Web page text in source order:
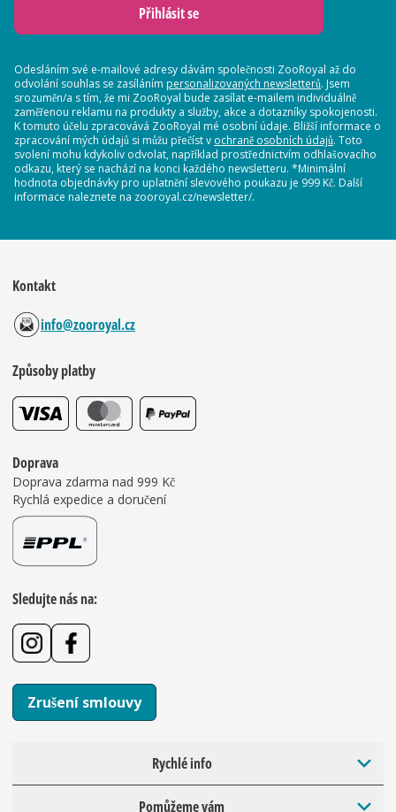
Přihlásit se
Odesláním své e-mailové adresy dávám společnosti ZooRoyal až do
odvolání souhlas se zasíláním personalizovaných newsletterů. Jsem
srozuměn/a s tím, že mi ZooRoyal bude zasílat e-mailem individuálně
zaměřenou reklamu na produkty a služby, akce a dotazníky spokojenosti.
K tomuto účelu zpracovává ZooRoyal mé osobní údaje. Bližší informace o
zpracování mých údajů si můžu přečíst v ochraně osobních údajů. Toto
svolení mohu kdykoliv odvolat, například prostřednictvím odhlašovacího
odkazu, který se nachází na konci každého newsletteru. *Minimální
hodnota objednávky pro uplatnění slevového poukazu je 999 Kč. Další
informace naleznete na zooroyal.cz/newsletter/.
Kontakt
info@zooroyal.cz
Způsoby platby
Doprava
Doprava zdarma nad 999 Kč
Rychlá expedice a doručení
Sledujte nás na:
Zrušení smlouvy
Rychlé info
Pomůžeme vám